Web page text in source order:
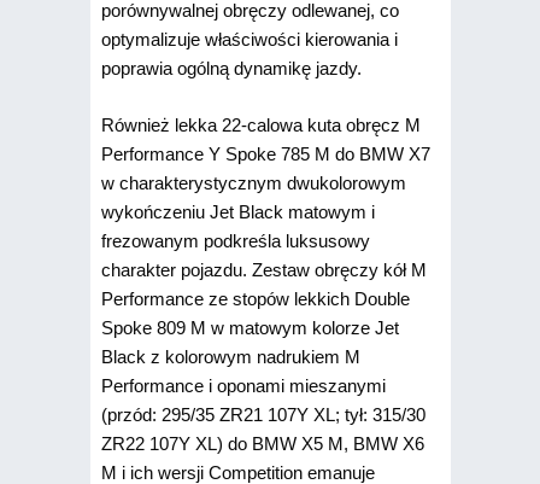
porównywalnej obręczy odlewanej, co
optymalizuje właściwości kierowania i
poprawia ogólną dynamikę jazdy.
Również lekka 22-calowa kuta obręcz M
Performance Y Spoke 785 M do BMW X7
w charakterystycznym dwukolorowym
wykończeniu Jet Black matowym i
frezowanym podkreśla luksusowy
charakter pojazdu. Zestaw obręczy kół M
Performance ze stopów lekkich Double
Spoke 809 M w matowym kolorze Jet
Black z kolorowym nadrukiem M
Performance i oponami mieszanymi
(przód: 295/35 ZR21 107Y XL; tył: 315/30
ZR22 107Y XL) do BMW X5 M, BMW X6
M i ich wersji Competition emanuje